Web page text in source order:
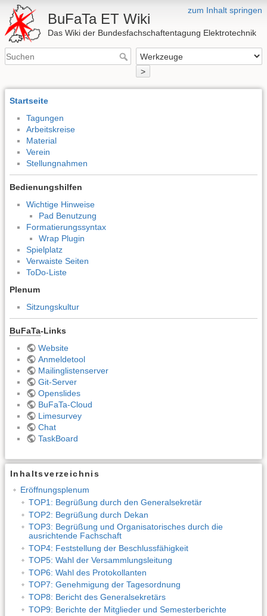
zum Inhalt springen
BuFaTa ET Wiki
Das Wiki der Bundesfachschaftentagung Elektrotechnik
>
Startseite
Tagungen
Arbeitskreise
Material
Verein
Stellungnahmen
Bedienungshilfen
Wichtige Hinweise
Pad Benutzung
Formatierungssyntax
Wrap Plugin
Spielplatz
Verwaiste Seiten
ToDo-Liste
Plenum
Sitzungskultur
BuFaTa-Links
Website
Anmeldetool
Mailinglistenserver
Git-Server
Openslides
BuFaTa-Cloud
Limesurvey
Chat
TaskBoard
Inhaltsverzeichnis
Eröffnungsplenum
TOP1: Begrüßung durch den Generalsekretär
TOP2: Begrüßung durch Dekan
TOP3: Begrüßung und Organisatorisches durch die
ausrichtende Fachschaft
TOP4: Feststellung der Beschlussfähigkeit
TOP5: Wahl der Versammlungsleitung
TOP6: Wahl des Protokollanten
TOP7: Genehmigung der Tagesordnung
TOP8: Bericht des Generalsekretärs
TOP9: Berichte der Mitglieder und Semesterberichte